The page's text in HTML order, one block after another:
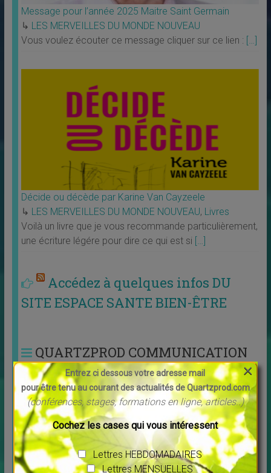
Message pour l’année 2025 Maitre Saint Germain
↳ LES MERVEILLES DU MONDE NOUVEAU
Vous voulez écouter ce message cliquer sur ce lien : […]
Décide ou décède par Karine Van Cayzeele
↳ LES MERVEILLES DU MONDE NOUVEAU, Livres
Voilà un livre que je vous recommande particulièrement,
une écriture légére pour dire ce qui est si […]
Accédez à quelques infos DU
SITE ESPACE SANTE BIEN-ÊTRE
QUARTZPROD COMMUNICATION
VOUS PROPOSE
QUI JE SUIS
Ce que je
propose aux
professionnels
SITE-PLAQUETTES-CARTES
PROS et autres conseils :
c’est ici !
Entrez ci dessous votre adresse mail
pour être tenu au courant des actualités de Quartzprod.com
(conférences, stages, formations en ligne, articles..)
Cochez les cases qui vous intéressent
Lettres HEBDOMADAIRES
Lettres MENSUELLES
×